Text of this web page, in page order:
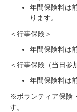
年間保険料は
ります。
＜行事保険＞
年間保険料は
＜行事保険（当日参
年間保険料は
※ボランティア保険
す。